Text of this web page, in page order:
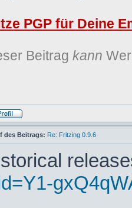
PGP für Deine
Beitrag kann
des Beitrags: Re: Fritzing 0.9.6